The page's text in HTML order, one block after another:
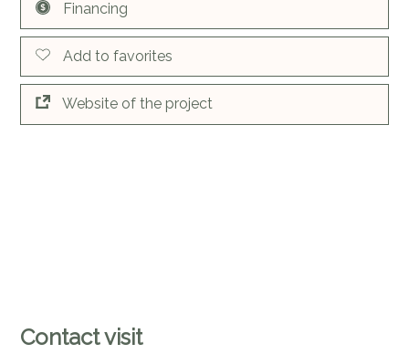
Financing
Add to favorites
Website of the project
Contact visit